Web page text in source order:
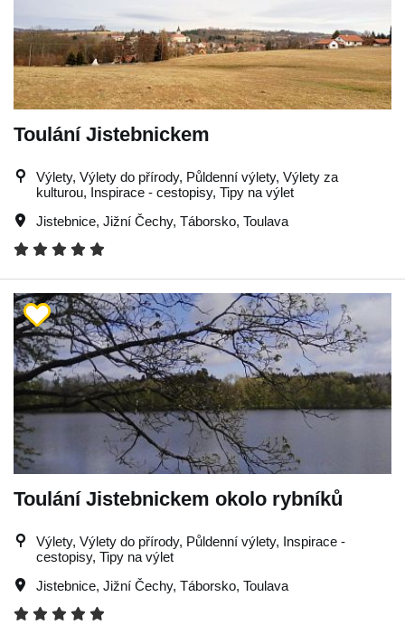
Toulání Jistebnickem
Výlety, Výlety do přírody, Půldenní výlety, Výlety za
kulturou, Inspirace - cestopisy, Tipy na výlet
Jistebnice, Jižní Čechy, Táborsko, Toulava
Toulání Jistebnickem okolo rybníků
Výlety, Výlety do přírody, Půldenní výlety, Inspirace -
cestopisy, Tipy na výlet
Jistebnice, Jižní Čechy, Táborsko, Toulava